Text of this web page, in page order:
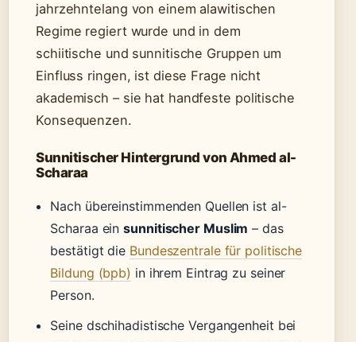
jahrzehntelang von einem alawitischen
Regime regiert wurde und in dem
schiitische und sunnitische Gruppen um
Einfluss ringen, ist diese Frage nicht
akademisch – sie hat handfeste politische
Konsequenzen.
Sunnitischer Hintergrund von Ahmed al-
Scharaa
Nach übereinstimmenden Quellen ist al-
Scharaa einsunnitischer Muslim – das
bestätigt die Bundeszentrale für politische
Bildung (bpb) in ihrem Eintrag zu seiner
Person.
Seine dschihadistische Vergangenheit bei